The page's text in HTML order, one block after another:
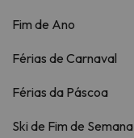
Fim de Ano
Férias de Carnaval
Férias da Páscoa
Ski de Fim de Semana